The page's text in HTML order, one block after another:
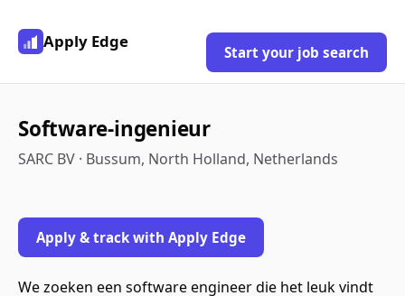
Apply Edge
Start your job search
Software-ingenieur
SARC BV · Bussum, North Holland, Netherlands
Apply & track with Apply Edge
We zoeken een software engineer die het leuk vindt